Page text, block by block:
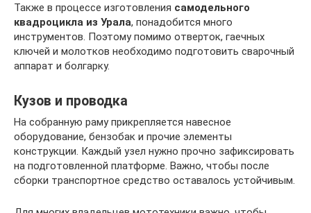
Также в процессе изготовления самодельного
квадроцикла из Урала, понадобится много
инструментов. Поэтому помимо отверток, гаечных
ключей и молотков необходимо подготовить сварочный
аппарат и болгарку.
Кузов и проводка
На собранную раму прикрепляется навесное
оборудование, бензобак и прочие элементы
конструкции. Каждый узел нужно прочно зафиксировать
на подготовленной платформе. Важно, чтобы после
сборки транспортное средство оставалось устойчивым.